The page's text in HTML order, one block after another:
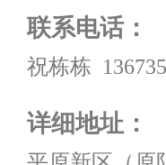
联系电话：
祝栋栋
详细地址：